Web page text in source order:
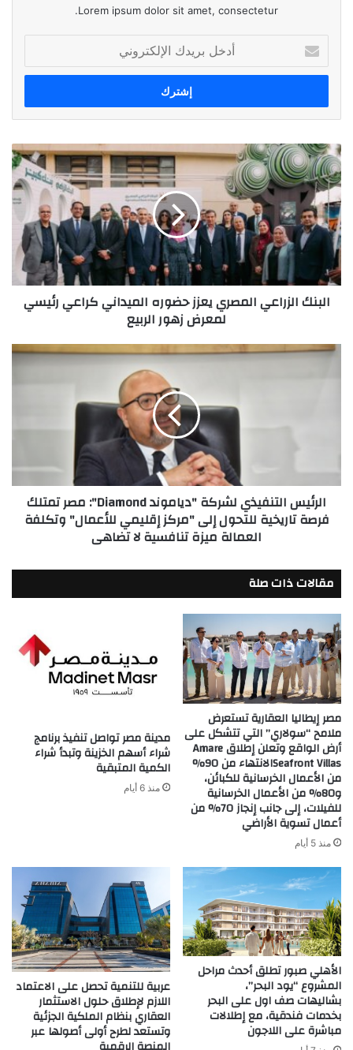
Lorem ipsum dolor sit amet, consectetur.
بريدك
الإلكتروني
البنك
الزراعي
المصري
يعزز
حضوره
الميداني
كراعي
رئيسي
لمعرض
زهورالبنك الزراعي المصري يعزز حضوره الميداني كراعي رئيسي
لمعرض زهور الربيع
الرئيس
تاريخية
للتحول
إلى
للأعمال"
وتكلفة
العمالة
ميزة
تنافسية
لا
تضاهى
الرئيس التنفيذي لشركة "دياموند Diamond": مصر تمتلك
فرصة تاريخية للتحول إلى "مركز إقليمي للأعمال" وتكلفة
العمالة ميزة تنافسية لا تضاهى
مقالات ذات صلة
مصر إيطاليا العقارية تستعرض
ملامح “سولاري” التي تتشكل على
أرض الواقع وتعلن إطلاق Amare
Seafront Villasالانتهاء من 90%
من الأعمال الخرسانية للكبائن،
و80% من الأعمال الخرسانية
للفيلات، إلى جانب إنجاز 70% من
أعمال تسوية الأراضي
منذ 5 أيام
مدينة مصر تواصل تنفيذ برنامج
شراء أسهم الخزينة وتبدأ شراء
الكمية المتبقية
منذ 6 أيام
الأهلي صبور تطلق أحدث مراحل
المشروع “يود البحر”،
بشاليهات صف اول على البحر
بخدمات فندقية، مع إطلالات
مباشرة على اللاجون
عربية للتنمية تحصل على الاعتماد
اللازم لإطلاق حلول الاستثمار
العقاري بنظام الملكية الجزئية
وتستعد لطرح أولى أصولها عبر